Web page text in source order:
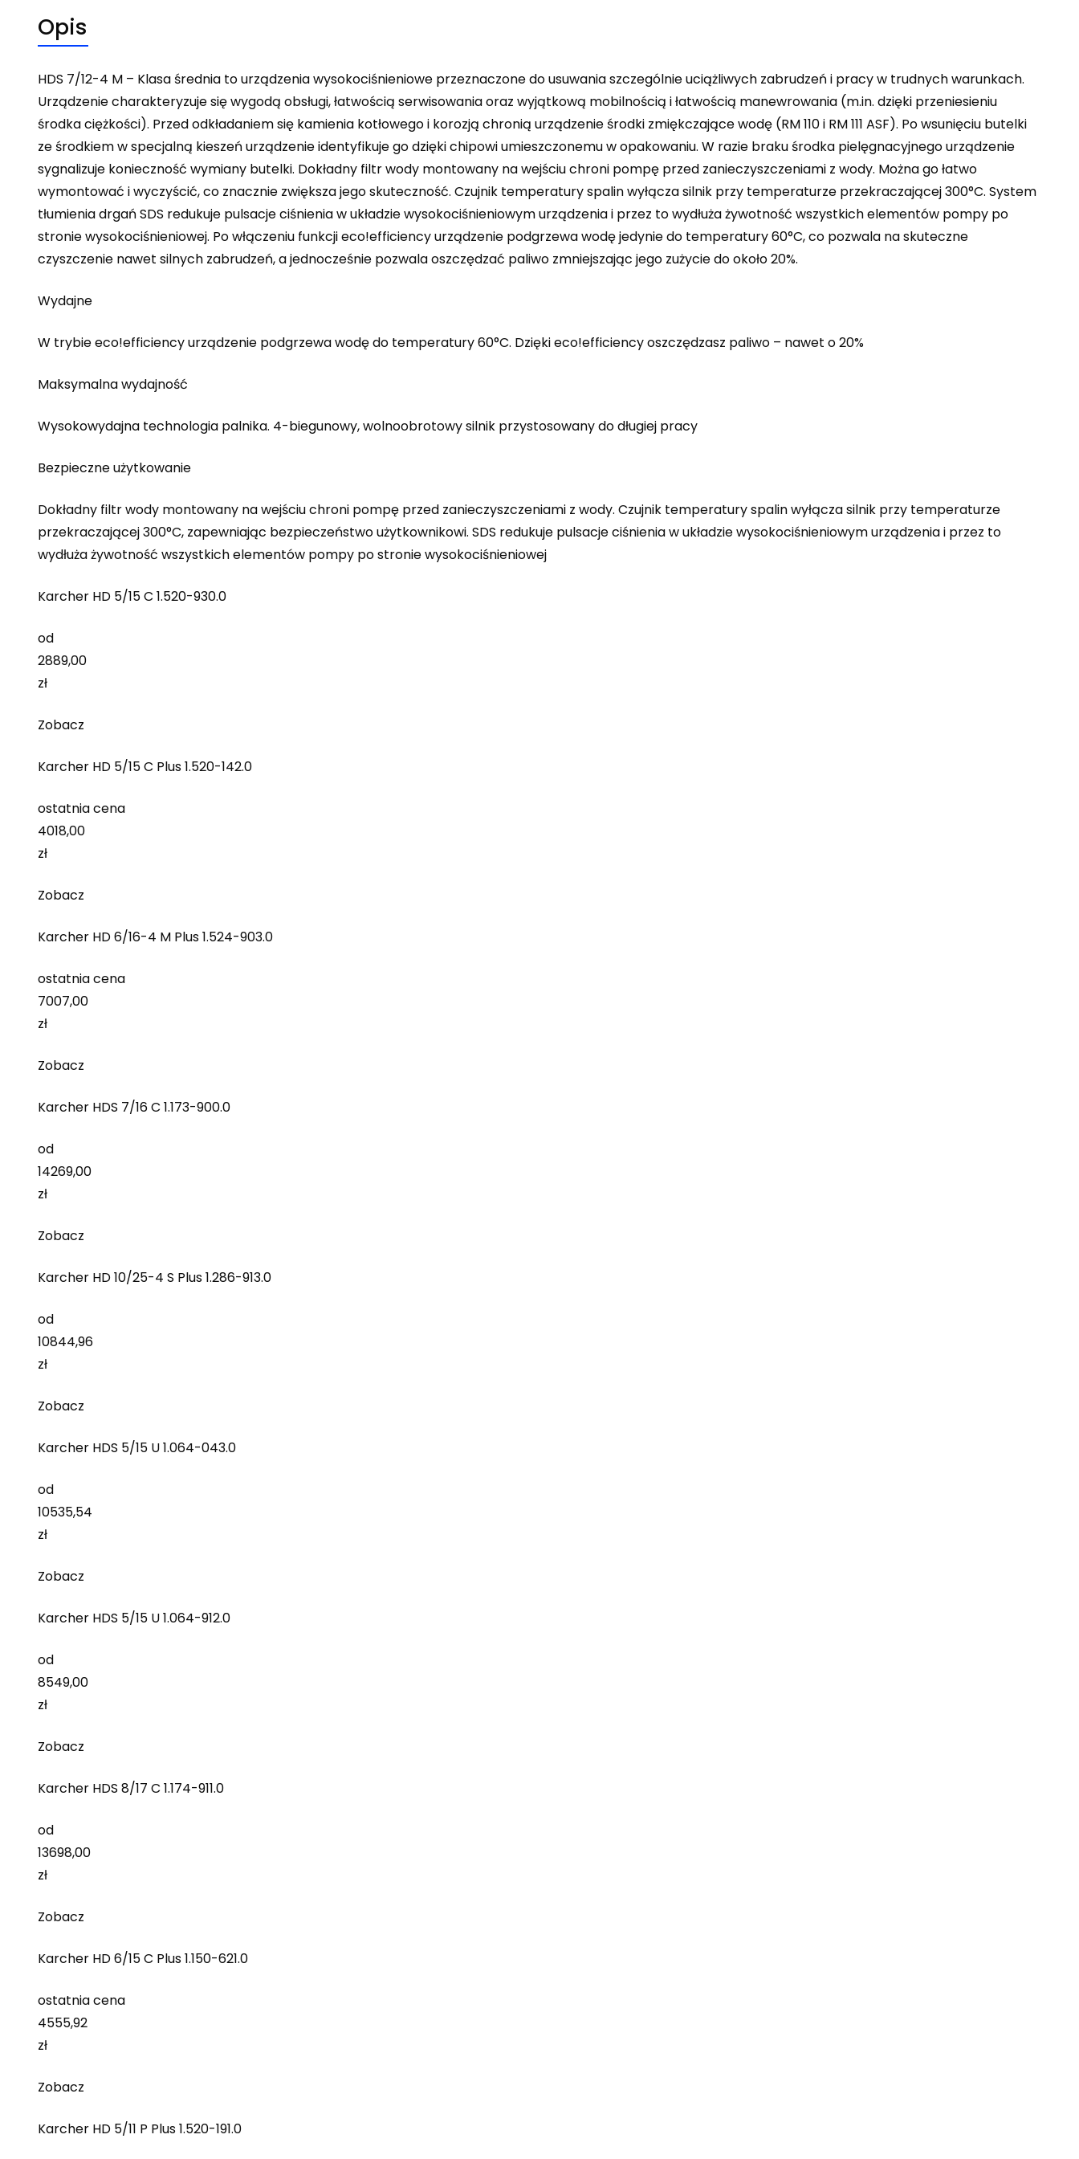
Opis
HDS 7/12-4 M – Klasa średnia to urządzenia wysokociśnieniowe przeznaczone do usuwania szczególnie uciążliwych zabrudzeń i pracy w trudnych warunkach.
Urządzenie charakteryzuje się wygodą obsługi, łatwością serwisowania oraz wyjątkową mobilnością i łatwością manewrowania (m.in. dzięki przeniesieniu
środka ciężkości). Przed odkładaniem się kamienia kotłowego i korozją chronią urządzenie środki zmiękczające wodę (RM 110 i RM 111 ASF). Po wsunięciu butelki
ze środkiem w specjalną kieszeń urządzenie identyfikuje go dzięki chipowi umieszczonemu w opakowaniu. W razie braku środka pielęgnacyjnego urządzenie
sygnalizuje konieczność wymiany butelki. Dokładny filtr wody montowany na wejściu chroni pompę przed zanieczyszczeniami z wody. Można go łatwo
wymontować i wyczyścić, co znacznie zwiększa jego skuteczność. Czujnik temperatury spalin wyłącza silnik przy temperaturze przekraczającej 300°C. System
tłumienia drgań SDS redukuje pulsacje ciśnienia w układzie wysokociśnieniowym urządzenia i przez to wydłuża żywotność wszystkich elementów pompy po
stronie wysokociśnieniowej. Po włączeniu funkcji eco!efficiency urządzenie podgrzewa wodę jedynie do temperatury 60°C, co pozwala na skuteczne
czyszczenie nawet silnych zabrudzeń, a jednocześnie pozwala oszczędzać paliwo zmniejszając jego zużycie do około 20%.
Wydajne
W trybie eco!efficiency urządzenie podgrzewa wodę do temperatury 60°C. Dzięki eco!efficiency oszczędzasz paliwo – nawet o 20%
Maksymalna wydajność
Wysokowydajna technologia palnika. 4-biegunowy, wolnoobrotowy silnik przystosowany do długiej pracy
Bezpieczne użytkowanie
Dokładny filtr wody montowany na wejściu chroni pompę przed zanieczyszczeniami z wody. Czujnik temperatury spalin wyłącza silnik przy temperaturze
przekraczającej 300°C, zapewniając bezpieczeństwo użytkownikowi. SDS redukuje pulsacje ciśnienia w układzie wysokociśnieniowym urządzenia i przez to
wydłuża żywotność wszystkich elementów pompy po stronie wysokociśnieniowej
Karcher HD 5/15 C 1.520-930.0
od
2889,00
zł
Zobacz
Karcher HD 5/15 C Plus 1.520-142.0
ostatnia cena
4018,00
zł
Zobacz
Karcher HD 6/16-4 M Plus 1.524-903.0
ostatnia cena
7007,00
zł
Zobacz
Karcher HDS 7/16 C 1.173-900.0
od
14269,00
zł
Zobacz
Karcher HD 10/25-4 S Plus 1.286-913.0
od
10844,96
zł
Zobacz
Karcher HDS 5/15 U 1.064-043.0
od
10535,54
zł
Zobacz
Karcher HDS 5/15 U 1.064-912.0
od
8549,00
zł
Zobacz
Karcher HDS 8/17 C 1.174-911.0
od
13698,00
zł
Zobacz
Karcher HD 6/15 C Plus 1.150-621.0
ostatnia cena
4555,92
zł
Zobacz
Karcher HD 5/11 P Plus 1.520-191.0